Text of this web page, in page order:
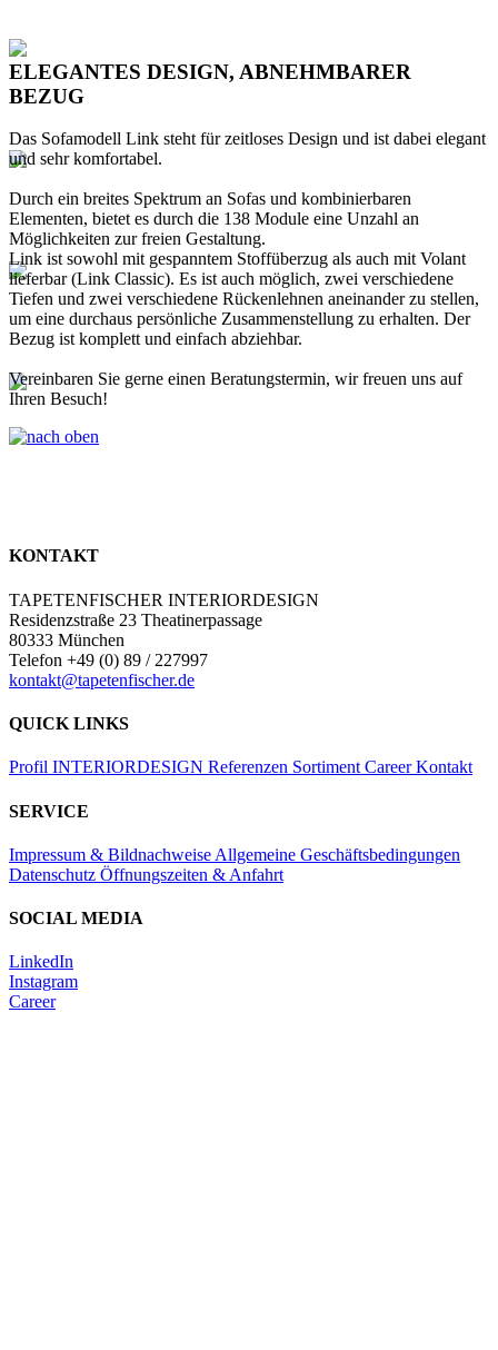
ELEGANTES DESIGN, ABNEHMBARER
BEZUG
Das Sofamodell Link steht für zeitloses Design und ist dabei elegant
und sehr komfortabel.
Durch ein breites Spektrum an Sofas und kombinierbaren
Elementen, bietet es durch die 138 Module eine Unzahl an
Möglichkeiten zur freien Gestaltung.
Link ist sowohl mit gespanntem Stoffüberzug als auch mit Volant
lieferbar (Link Classic). Es ist auch möglich, zwei verschiedene
Tiefen und zwei verschiedene Rückenlehnen aneinander zu stellen,
um eine durchaus persönliche Zusammenstellung zu erhalten. Der
Bezug ist komplett und einfach abziehbar.
Vereinbaren Sie gerne einen Beratungstermin, wir freuen uns auf
Ihren Besuch!
KONTAKT
TAPETENFISCHER INTERIORDESIGN
Residenzstraße 23 Theatinerpassage
80333 München
Telefon +49 (0) 89 / 227997
kontakt@tapetenfischer.de
QUICK LINKS
Profil INTERIORDESIGN Referenzen Sortiment CareerKontakt
SERVICE
Impressum & Bildnachweise Allgemeine Geschäftsbedingungen
Datenschutz Öffnungszeiten & Anfahrt
SOCIAL MEDIA
LinkedIn
Instagram
Career